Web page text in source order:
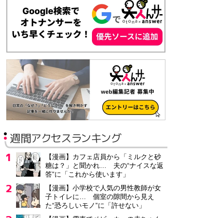
正社員
月給22万5,000円～23万5,000円
介護職員/介護付き有料老人ホーム/日勤・夜勤両方
有限会社咲楽
広島県 広島市
正社員
月給18万2,500円
グランド産業株式会社
茨城県 牛久市
正社員
月給25万円～40万円
グループホーム介護職・見守りサポートスタッフ/高収入/
kotrio紹介品川支店
週間アクセスランキング
【漫画】カフェ店員から「ミルクと砂
糖は？」と聞かれ… 夫の“ナイスな返
答”に「これから使います」
【漫画】小学校で人気の男性教師が女
子トイレに… 個室の隙間から見え
た“恐ろしいモノ”に「許せない」